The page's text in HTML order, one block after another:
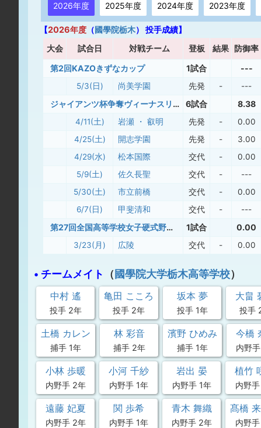
2026年度 2025年度 2024年度 2023年度
【2026年度 （國學院栃木） 投手成績】
大会 試合日 対戦チーム 登板 結果 防御率
第2回KAZOきずなカップ 1試合 ---
5/3(日) 尚美学園 先発 - ---
ジャイアンツ杯争奪ヴィーナスリーグ 6試合 8.38
4/11(土) 岩瀬 ・ 叡明 先発 - 0.00
4/25(土)
開志学園 先発 - 3.00
4/29(水)
松本国際 交代 - 0.00
5/9(土)
佐久長聖 交代 - ---
5/30(土)
市立前橋 交代 - 0.00
6/7(日)
甲斐清和 交代 - ---
第27回全国高等学校女子硬式野球選抜大会 1試合 0.00
3/23(月) 広陵 交代 - 0.00
• チームメイト （ 國學院大学栃木高等学校）
中村 遙
投手 2年
亀田 こころ
投手 2年
坂本 夢
投手 1年
大畠
投手
土橋 カレン
捕手 1年
林 彩音
捕手 2年
濱野 ひめみ
捕手 1年
今橋
内野
小林 歩暖
内野手 2年
小河 千紗
内野手 1年
岩出 晏
内野手 1年
植竹
内野
遠藤 妃夏
内野手 2年
関 歩希
内野手 1年
青木 舞織
内野手 2年
髙橋
内野